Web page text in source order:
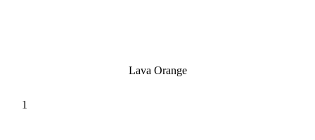
Lava Orange